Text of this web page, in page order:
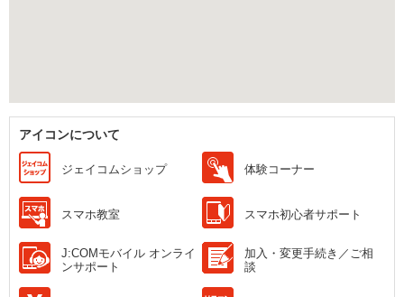
アイコンについて
ジェイコムショップ 体験コーナー
スマホ教室 スマホ初心者サポート
J:COMモバイル オンライ
ンサポート
加入・変更手続き／ご相
談